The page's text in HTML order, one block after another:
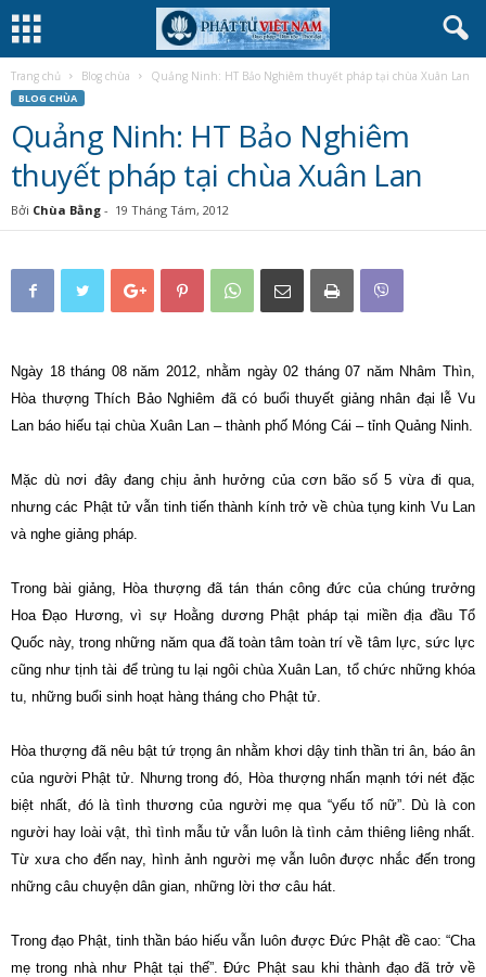
Trang chủ Blog chùa Quảng Ninh: HT Bảo Nghiêm thuyết pháp tại chùa Xuân Lan
BLOG CHÙA
Quảng Ninh: HT Bảo Nghiêm
thuyết pháp tại chùa Xuân Lan
Bởi Chùa Bằng - 19 Tháng Tám, 2012
Ngày 18 tháng 08 năm 2012, nhằm ngày 02 tháng 07 năm Nhâm Thìn,
Hòa thượng Thích Bảo Nghiêm đã có buổi thuyết giảng nhân đại lễ Vu
Lan báo hiếu tại chùa Xuân Lan – thành phố Móng Cái – tỉnh Quảng Ninh.
Mặc dù nơi đây đang chịu ảnh hưởng của cơn bão số 5 vừa đi qua,
nhưng các Phật tử vẫn tinh tiến thành kính trở về chùa tụng kinh Vu Lan
và nghe giảng pháp.
Trong bài giảng, Hòa thượng đã tán thán công đức của chúng trưởng
Hoa Đạo Hương, vì sự Hoằng dương Phật pháp tại miền địa đầu Tổ
Quốc này, trong những năm qua đã toàn tâm toàn trí về tâm lực, sức lực
cũng như tịnh tài để trùng tu lại ngôi chùa Xuân Lan, tổ chức những khóa
tu, những buổi sinh hoạt hàng tháng cho Phật tử.
Hòa thượng đã nêu bật tứ trọng ân nhằm khơi dậy tinh thần tri ân, báo ân
của người Phật tử. Nhưng trong đó, Hòa thượng nhấn mạnh tới nét đặc
biệt nhất, đó là tình thương của người mẹ qua “yếu tố nữ”. Dù là con
người hay loài vật, thì tình mẫu tử vẫn luôn là tình cảm thiêng liêng nhất.
Từ xưa cho đến nay, hình ảnh người mẹ vẫn luôn được nhắc đến trong
những câu chuyện dân gian, những lời thơ câu hát.
Trong đạo Phật, tinh thần báo hiếu vẫn luôn được Đức Phật đề cao: “Cha
mẹ trong nhà như Phật tại thế”. Đức Phật sau khi thành đạo đã trở về